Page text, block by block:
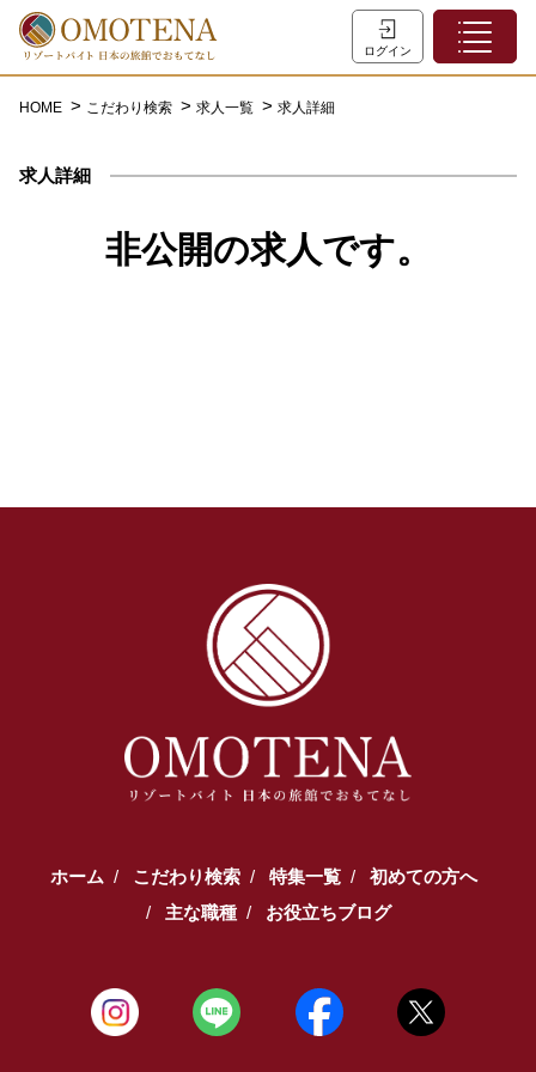
ログイン
ホーム
主な職種
初めての方へ
お問い合わせ
0120-932-959
HOME こだわり検索 求人一覧 求人詳細
求人詳細
非公開の求人です。
ホーム こだわり検索 特集一覧
初めての方へ
主な職種
お役立ちブログ